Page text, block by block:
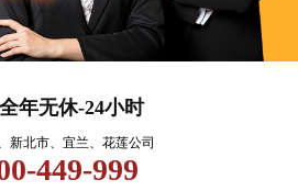
全年无休-24小时
新北市、宜兰、花莲公司
449-999